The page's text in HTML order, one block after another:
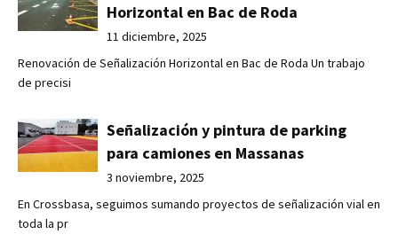
Horizontal en Bac de Roda
11 diciembre, 2025
Renovación de Señalización Horizontal en Bac de Roda Un trabajo
de precisi
Señalización y pintura de parking
para camiones en Massanas
3 noviembre, 2025
En Crossbasa, seguimos sumando proyectos de señalización vial en
toda la pr